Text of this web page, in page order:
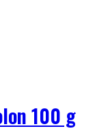
100 g